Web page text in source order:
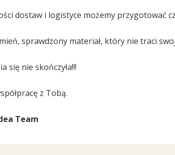
dostaw i logistyce możemy przygotować
sprawdzony materiał, który nie traci
się nie skończyła!!!
z Tobą.
Team